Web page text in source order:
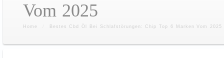
Vom 2025
Home Bestes Cbd Öl Bei Schlafstörungen: Chip Top 6 Marken Vom 2025